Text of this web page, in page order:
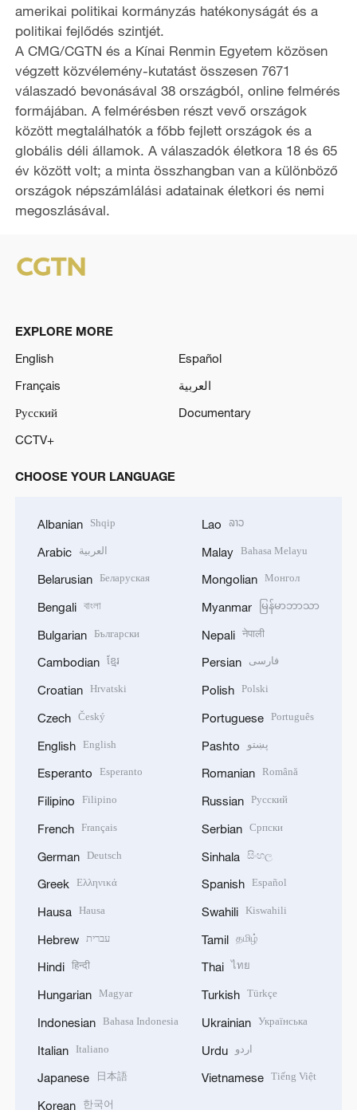
amerikai politikai kormányzás hatékonyságát és a
politikai fejlődés szintjét.
A CMG/CGTN és a Kínai Renmin Egyetem közösen
végzett közvélemény-kutatást összesen 7671
válaszadó bevonásával 38 országból, online felmérés
formájában. A felmérésben részt vevő országok
között megtalálhatók a főbb fejlett országok és a
globális déli államok. A válaszadók életkora 18 és 65
év között volt; a minta összhangban van a különböző
országok népszámlálási adatainak életkori és nemi
megoszlásával.
EXPLORE MORE
English
Español
Français
العربية
Русский
Documentary
CCTV+
CHOOSE YOUR LANGUAGE
Albanian Shqip
Arabic العربية
Belarusian Беларуская
Bengali বাংলা
Bulgarian Български
Cambodian ខ្មែរ
Croatian Hrvatski
Czech Český
English English
Esperanto Esperanto
Filipino Filipino
French Français
German Deutsch
Greek Ελληνικά
Hausa Hausa
Hebrew עברית
Hindi हिन्दी
Hungarian Magyar
Indonesian Bahasa Indonesia
Italian Italiano
Japanese 日本語
Korean 한국어
Lao ລາວ
Malay Bahasa Melayu
Mongolian Монгол
Myanmar မြန်မာဘာသာ
Nepali नेपाली
Persian فارسی
Polish Polski
Portuguese Português
Pashto پښتو
Romanian Română
Russian Русский
Serbian Српски
Sinhala සිංහල
Spanish Español
Swahili Kiswahili
Tamil தமிழ்
Thai ไทย
Turkish Türkçe
Ukrainian Українська
Urdu اردو
Vietnamese Tiếng Việt